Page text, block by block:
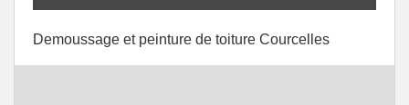
Demoussage et peinture de toiture Courcelles